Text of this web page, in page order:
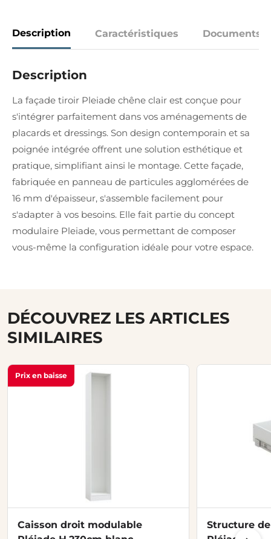
Description Caractéristiques Documents
Description
La façade tiroir Pleiade chêne clair est conçue pour
s'intégrer parfaitement dans vos aménagements de
placards et dressings. Son design contemporain et sa
poignée intégrée offrent une solution esthétique et
pratique, simplifiant ainsi le montage. Cette façade,
fabriquée en panneau de particules agglomérées de
16 mm d'épaisseur, s'assemble facilement pour
s'adapter à vos besoins. Elle fait partie du concept
modulaire Pleiade, vous permettant de composer
vous-même la configuration idéale pour votre espace.
DÉCOUVREZ LES ARTICLES
SIMILAIRES
Prix en baisse
Caisson droit modulable
Structure